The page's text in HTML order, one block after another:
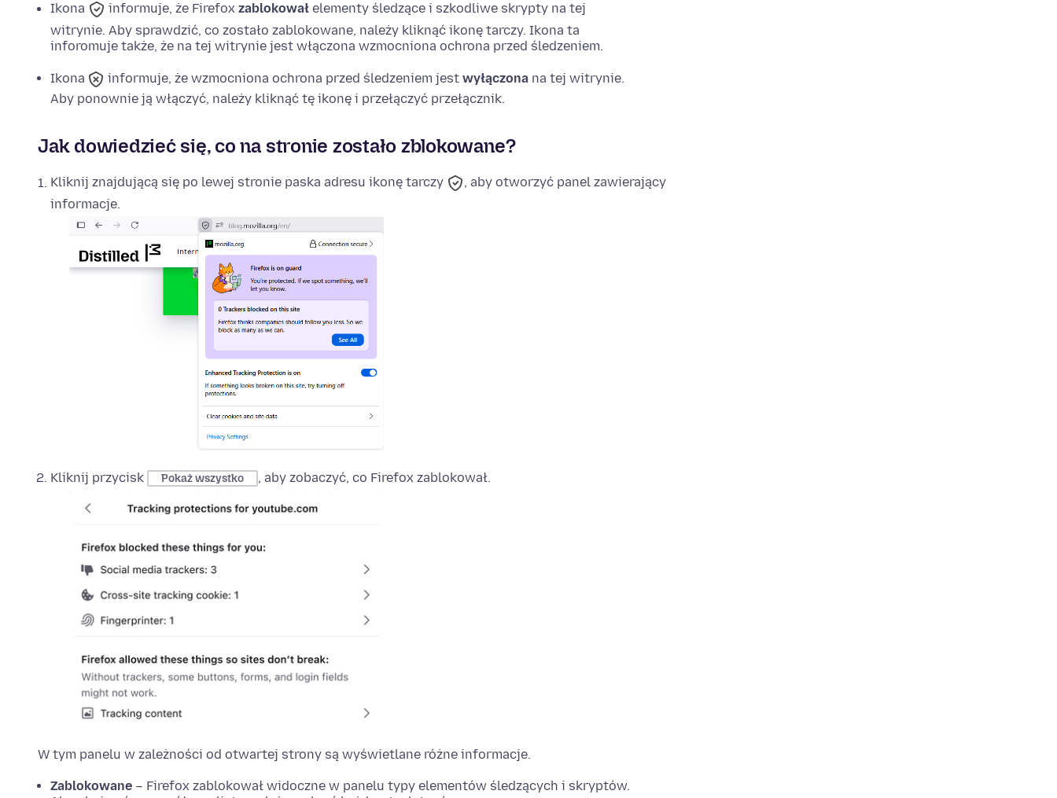
Ikona informuje, że Firefox zablokował elementy śledzące i szkodliwe skrypty na tej
witrynie. Aby sprawdzić, co zostało zablokowane, należy kliknąć ikonę tarczy. Ikona ta
inforomuje także, że na tej witrynie jest włączona wzmocniona ochrona przed śledzeniem.
Ikona informuje, że wzmocniona ochrona przed śledzeniem jest wyłączona na tej witrynie.
Aby ponownie ją włączyć, należy kliknąć tę ikonę i przełączyć przełącznik.
Jak dowiedzieć się, co na stronie zostało zblokowane?
Kliknij znajdującą się po lewej stronie paska adresu ikonę tarczy
, aby otworzyć panel zawierający
informacje.
Kliknij przycisk Pokaż wszystko , aby zobaczyć, co Firefox zablokował.
W tym panelu w zależności od otwartej strony są wyświetlane różne informacje.
Zablokowane – Firefox zablokował widoczne w panelu typy elementów śledzących i skryptów.